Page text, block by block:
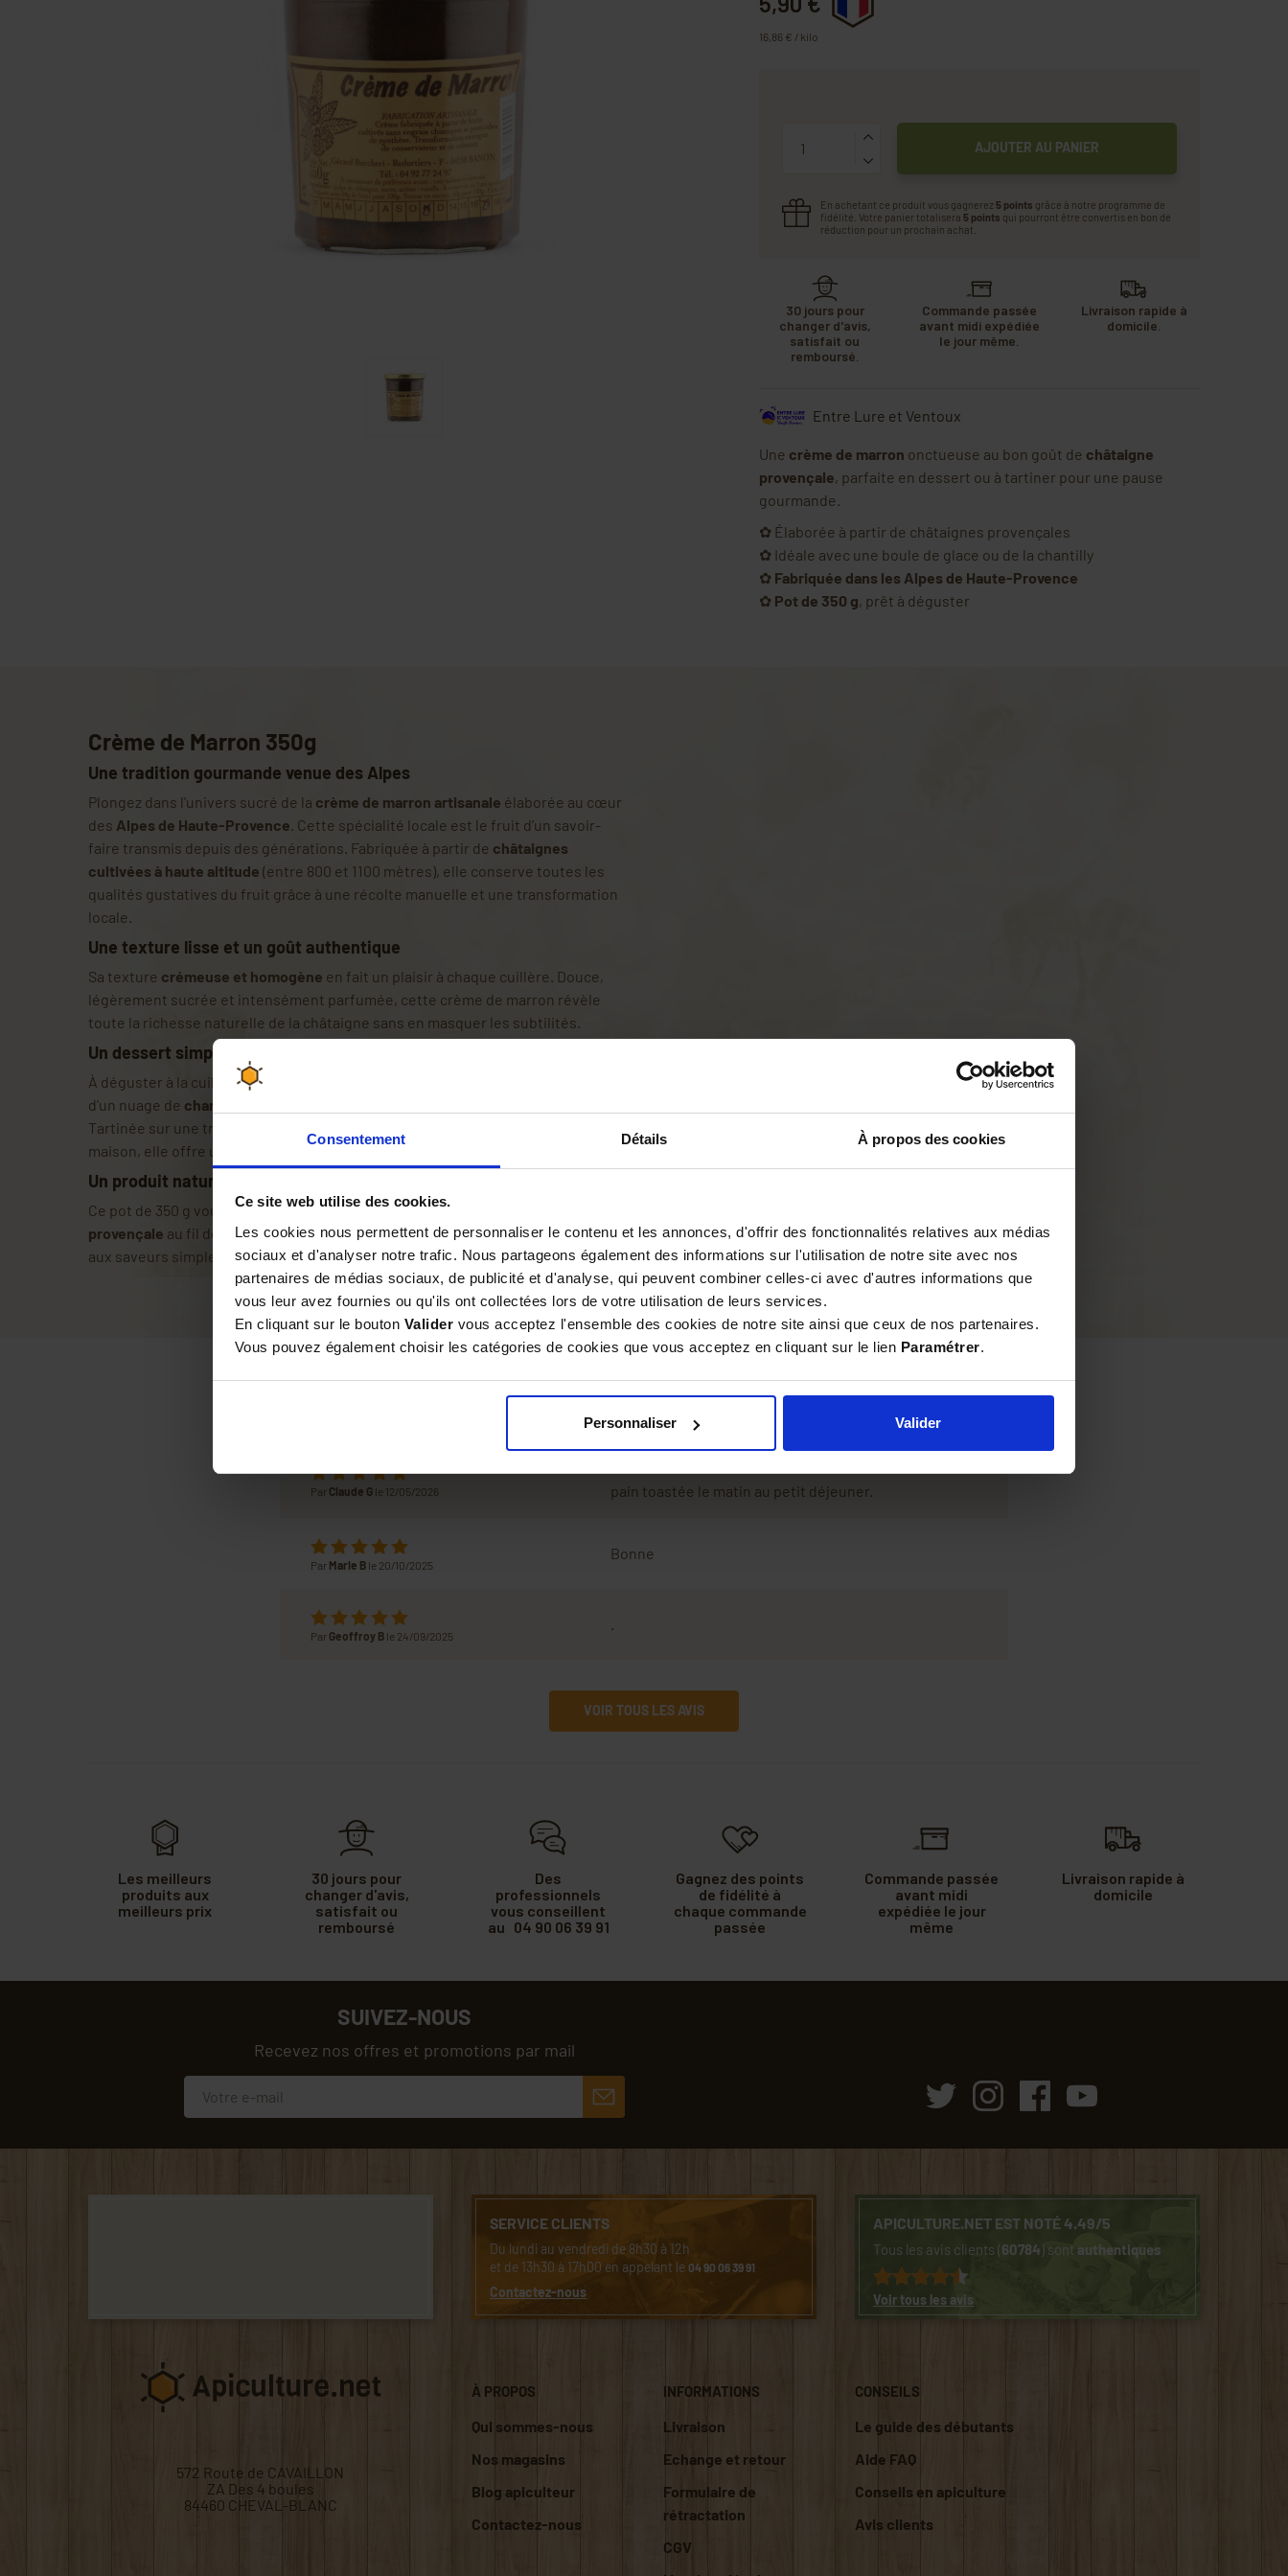
Consentement Détails À propos des cookies
Ce site web utilise des cookies.
Les cookies nous permettent de personnaliser le contenu et les annonces, d'offrir des fonctionnalités relatives aux médias
sociaux et d'analyser notre trafic. Nous partageons également des informations sur l'utilisation de notre site avec nos
partenaires de médias sociaux, de publicité et d'analyse, qui peuvent combiner celles-ci avec d'autres informations que
vous leur avez fournies ou qu'ils ont collectées lors de votre utilisation de leurs services.
En cliquant sur le bouton Valider vous acceptez l'ensemble des cookies de notre site ainsi que ceux de nos partenaires.
Vous pouvez également choisir les catégories de cookies que vous acceptez en cliquant sur le lien Paramétrer.
Personnaliser Valider
16,86 € / kilo
AJOUTER AU PANIER
En achetant ce produit vous gagnerez 5 points grâce à notre programme de
fidélité. Votre panier totalisera 5 points qui pourront être convertis en bon de
réduction pour un prochain achat.
30 jours pour
changer d'avis,
satisfait ou
remboursé.
Commande passée
avant midi expédiée
le jour même.
Livraison rapide à
domicile.
Entre Lure et Ventoux
Une crème de marron onctueuse au bon goût de châtaigne
provençale, parfaite en dessert ou à tartiner pour une pause
gourmande.
✿ Élaborée à partir de châtaignes provençales
✿ Idéale avec une boule de glace ou de la chantilly
✿ Fabriquée dans les Alpes de Haute-Provence
✿ Pot de 350 g, prêt à déguster
Crème de Marron 350g
Une tradition gourmande venue des Alpes
Plongez dans l'univers sucré de la crème de marron artisanale élaborée au cœur
des Alpes de Haute-Provence . Cette spécialité locale est le fruit d’un savoir-
faire transmis depuis des générations. Fabriquée à partir de châtaignes
cultivées à haute altitude (entre 800 et 1100 mètres), elle conserve toutes les
qualités gustatives du fruit grâce à une récolte manuelle et une transformation
locale.
Une texture lisse et un goût authentique
Sa texture crémeuse et homogène en fait un plaisir à chaque cuillère. Douce,
légèrement sucrée et intensément parfumée, cette crème de marron révèle
toute la richesse naturelle de la châtaigne sans en masquer les subtilités.
Un dessert simple et raffiné
À déguster à la cuillère, en accompagnement d'une
d'un nuage de chantilly
Tartinée sur une tranche de pain grillé ou incorporée dans une pâtisserie
maison, elle offre une touche originale à vos recettes sucrées.
Un produit naturel et généreux
Ce pot de 350 g vous permettra de profiter pleinement de cette
provençale au fil des jours. Une invitation à ralentir, savourer et se reconnecter
aux saveurs simples mais sincères du terroir.
Avis
Par Claude G le 12/05/2026
pain toastée le matin au petit déjeuner.
Par Marie B le 20/10/2025
Bonne
Par Geoffroy B le 24/09/2025
VOIR TOUS LES AVIS
Les meilleurs
produits aux
meilleurs prix
30 jours pour
changer d'avis,
satisfait ou
remboursé
Des
professionnels
vous conseillent
au 04 90 06 39 91
Gagnez des points
de fidélité à
chaque commande
passée
Commande passée
avant midi
expédiée le jour
même
Livraison rapide à
domicile
SUIVEZ-NOUS
Recevez nos offres et promotions par mail
SERVICE CLIENTS
Du lundi au vendredi de 8h30 à 12h
et de 13h30 à 17h00 en appelant le04 90 06 39 91
Contactez-nous
APICULTURE.NET EST NOTÉ 4.49/5
Tous les avis clients (60784) sont authentiques
Voir tous les avis
572 Route de CAVAILLON
ZA Des 4 boules
84460 CHEVAL-BLANC
À PROPOS
Qui sommes-nous
Nos magasins
Blog apiculteur
Contactez-nous
INFORMATIONS
Livraison
Echange et retour
Formulaire de
rétractation
CGV
CONSEILS
Le guide des débutants
Aide FAQ
Conseils en apiculture
Avis clients